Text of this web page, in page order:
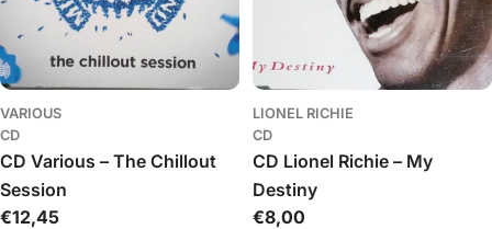
VARIOUS
CD
CD Various – The Chillout
Session
Įprasta
€12,45
LIONEL RICHIE
CD
CD Lionel Richie – My
Destiny
Įprasta
€8,00